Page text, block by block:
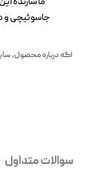
جاسوئیچی و
اگه درباره محصول،
سوالات متداول